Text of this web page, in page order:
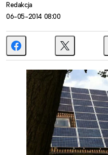
Redakcja
06-05-2014 08:00